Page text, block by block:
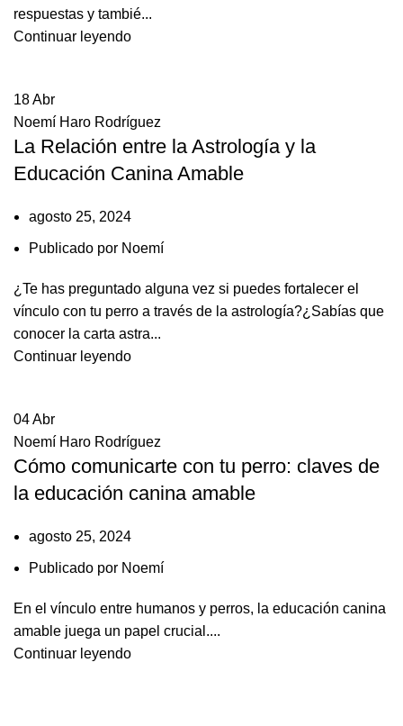
respuestas y tambié...
Continuar leyendo
18Abr
Noemí Haro Rodríguez
La Relación entre la Astrología y la
Educación Canina Amable
agosto 25, 2024
Publicado por Noemí
¿Te has preguntado alguna vez si puedes fortalecer el
vínculo con tu perro a través de la astrología?¿Sabías que
conocer la carta astra...
Continuar leyendo
04Abr
Noemí Haro Rodríguez
Cómo comunicarte con tu perro: claves de
la educación canina amable
agosto 25, 2024
Publicado por Noemí
En el vínculo entre humanos y perros, la educación canina
amable juega un papel crucial....
Continuar leyendo